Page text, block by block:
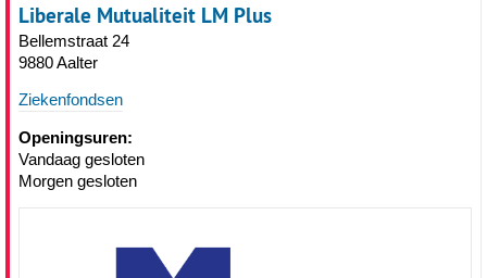
Liberale Mutualiteit LM Plus
Bellemstraat 24
9880 Aalter
Ziekenfondsen
Openingsuren:
Vandaag gesloten
Morgen gesloten